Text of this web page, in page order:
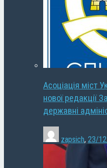
Асоціація міст
нової редакції
державні
zapsich, 23/